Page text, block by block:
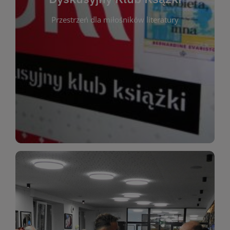
Przestrzeń dla miłośników literatury
Dyskusyjny Klub Ksążki
Dyskusyjny Klub Książki to przestrzeń dla
miłośników literatury, którzy lubią dzielić się
opiniami i emocjami po lekturze. Spotykamy się
regularnie, by rozmawiać o wybranych tytułach z
różnych gatunków literackich. Każde spotkanie to
okazja do inspirującej dyskusji, wymiany
miłośników estetycznych doznań!
WIĘCEJ